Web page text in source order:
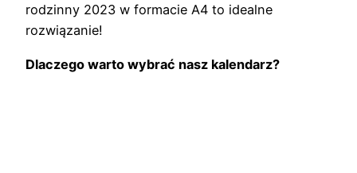
rodzinny 2023 w formacie A4 to idealne
rozwiązanie!
Dlaczego warto wybrać nasz kalendarz?